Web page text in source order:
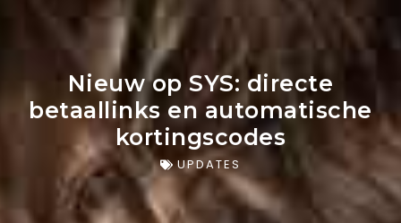
Nieuw op SYS: directe
betaallinks en automatische
kortingscodes
UPDATES